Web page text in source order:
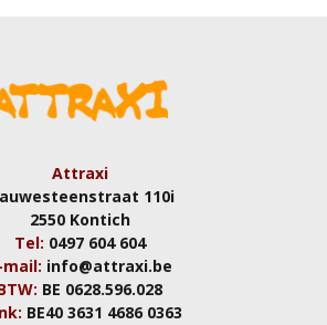
Attraxi
110i
2550 Kontich
Tel: 0497 604 604
mail: info@attraxi.be
BE 0628.596.028
BE40 3631 4686 0363